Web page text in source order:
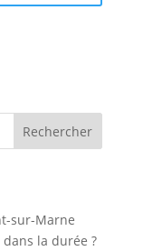
Rechercher
sur-Marne
la durée ?